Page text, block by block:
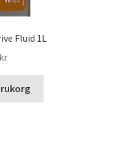
Fluid 1L
kr